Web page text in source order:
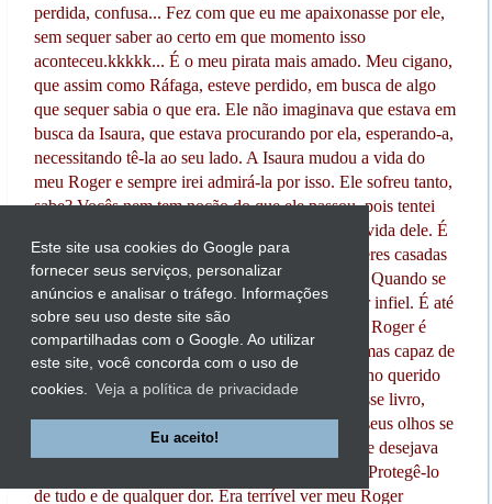
Este site usa cookies do Google para
fornecer seus serviços, personalizar
anúncios e analisar o tráfego. Informações
sobre seu uso deste site são
compartilhadas com o Google. Ao utilizar
este site, você concorda com o uso de
cookies.
Veja a política de privacidade
Eu aceito!
perdida, confusa... Fez com que eu me apaixonasse por ele,
sem sequer saber ao certo em que momento isso
aconteceu.kkkkk... É o meu pirata mais amado. Meu cigano,
que assim como Ráfaga, esteve perdido, em busca de algo
que sequer sabia o que era. Ele não imaginava que estava em
busca da Isaura, que estava procurando por ela, esperando-a,
necessitando tê-la ao seu lado. A Isaura mudou a vida do
meu Roger e sempre irei admirá-la por isso. Ele sofreu tanto,
sabe? Vocês nem tem noção do que ele passou, pois tentei
contar pouco sobre o Roger... Sobre como foi a vida dele. É
verdade que ele também se envolveu com mulheres casadas
e isso é muito errado, mas a Isaura o transforma. Quando se
apaixona por ela, ele sequer sente vontade de ser infiel. É até
divetido vê-lo rejeitando as oferecidas.rsrsrs... O Roger é
único, sabe? Tão forte, tão perigoso e violento, mas capaz de
chorar ao ver a amada sofrendo. Ver meu mocinho querido
chorando foi muito doloroso para mim. Ao ler esse livro,
vocês irão entender meus motivos. Sempre que seus olhos se
enchiam de lágrimas eu me emocionava demais e desejava
pegá-lo no colo e consolá-lo. Não soltá-lo mais. Protegê-lo
de tudo e de qualquer dor. Era terrível ver meu Roger